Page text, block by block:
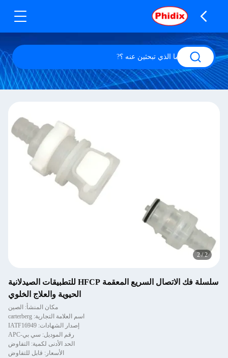
2/2
سلسلة فك الاتصال السريع المعقمة HFCP للتطبيقات الصيدلانية
الحيوية والعلاج الخلوي
مكان المنشأ: الصين
اسم العلامة التجارية: carterberg
إصدار الشهادات: IATF16949
رقم الموديل: سي بي-APC
الحد الأدنى لكمية: التفاوض
الأسعار: قابل للتفاوض